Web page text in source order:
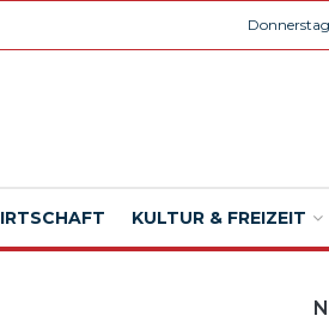
KULTUR & FREIZEIT